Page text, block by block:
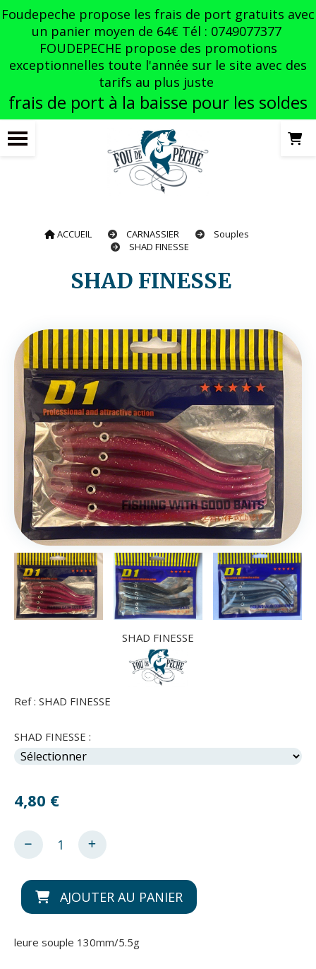
Foudepeche propose les frais de port gratuits avec
un panier moyen de 64€ Tél : 0749077377
FOUDEPECHE propose des promotions
exceptionnelles toute l'année sur le site avec des
tarifs au plus juste
frais de port à la baisse pour les soldes
ACCUEIL CARNASSIER
Souples
SHAD FINESSE
SHAD FINESSE
SHAD FINESSE
Ref : SHAD FINESSE
SHAD FINESSE :
4,80 €
AJOUTER AU PANIER
leure souple 130mm/5.5g